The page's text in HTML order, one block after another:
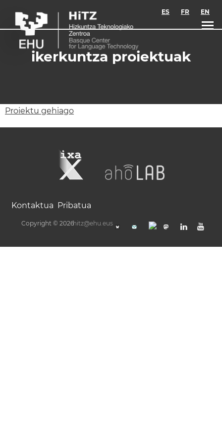
ES FR EN
ikerkuntza proiektuak
Proiektu gehiago
Kontaktua Pribatua
Copyright © 2026hitz@ehu.eus